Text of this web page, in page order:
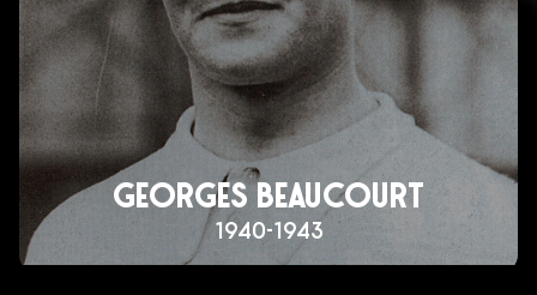
GEORGES BEAUCOURT
1940-1943